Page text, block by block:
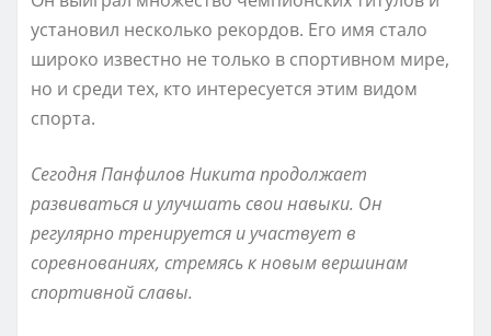
установил несколько рекордов. Его имя стало
широко известно не только в спортивном мире,
но и среди тех, кто интересуется этим видом
спорта.
Сегодня Панфилов Никита продолжает
развиваться и улучшать свои навыки. Он
регулярно тренируется и участвует в
соревнованиях, стремясь к новым вершинам
спортивной славы.